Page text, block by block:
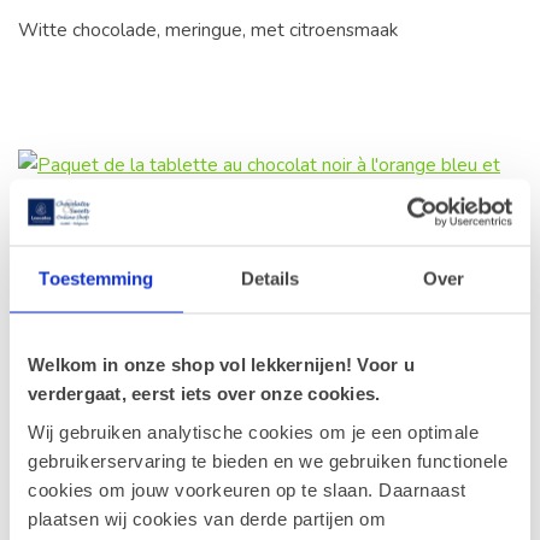
Toestemming Details Over
Welkom in onze shop vol lekkernijen! Voor u
verdergaat, eerst iets over onze cookies.
Wij gebruiken analytische cookies om je een optimale
gebruikerservaring te bieden en we gebruiken functionele
cookies om jouw voorkeuren op te slaan. Daarnaast
plaatsen wij cookies van derde partijen om
Witte chocolade, meringue, met citroensmaak
Pure Chocolade Tablet Framboos 100g